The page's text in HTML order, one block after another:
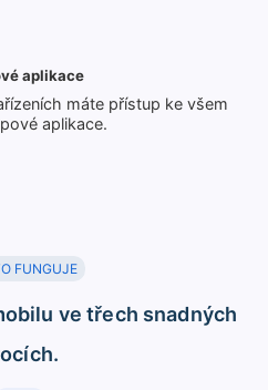
aplikace
máte přístup ke všem
aplikace.
FUNGUJE
ve třech snadných